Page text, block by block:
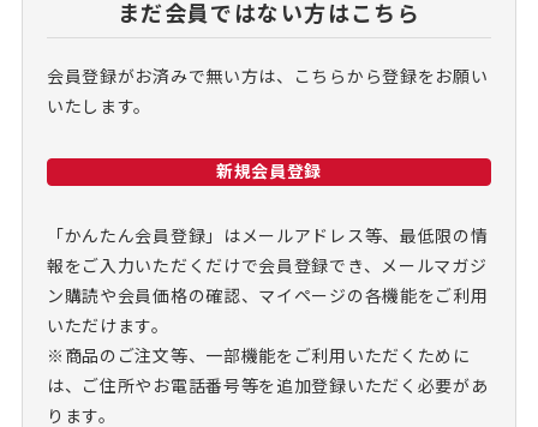
まだ会員ではない方はこちら
会員登録がお済みで無い方は、こちらから登録をお願い
いたします。
新規会員登録
「かんたん会員登録」はメールアドレス等、最低限の情
報をご入力いただくだけで会員登録でき、メールマガジ
ン購読や会員価格の確認、マイページの各機能をご利用
いただけます。
※商品のご注文等、一部機能をご利用いただくために
は、ご住所やお電話番号等を追加登録いただく必要があ
ります。